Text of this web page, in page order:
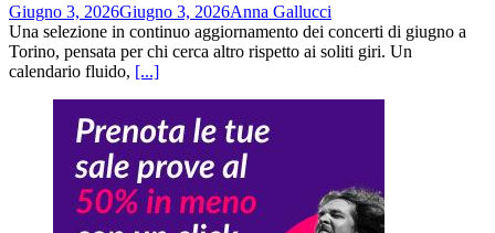
Giugno 3, 2026Giugno 3, 2026Anna Gallucci
Una selezione in continuo aggiornamento dei concerti di giugno a
Torino, pensata per chi cerca altro rispetto ai soliti giri. Un
calendario fluido, [...]